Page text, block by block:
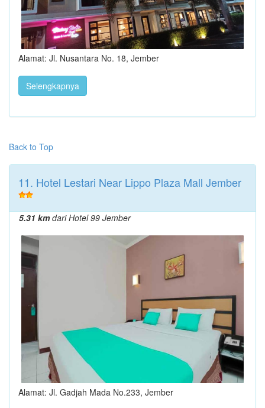
Alamat: Jl. Nusantara No. 18, Jember
Selengkapnya
Back to Top
11. Hotel Lestari Near Lippo Plaza Mall Jember
5.31 kmdari Hotel 99 Jember
Alamat: Jl. Gadjah Mada No.233, Jember